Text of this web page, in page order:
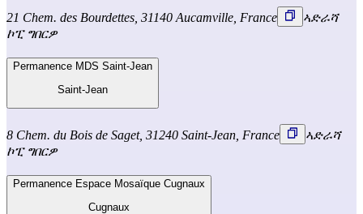
21 Chem. des Bourdettes, 31140 Aucamville, France
ኣድራሻ
ኮፒ ግበርዎ
Permanence MDS Saint-Jean
Saint-Jean
8 Chem. du Bois de Saget, 31240 Saint-Jean, France
ኣድራሻ
ኮፒ ግበርዎ
Permanence Espace Mosaïque Cugnaux
Cugnaux